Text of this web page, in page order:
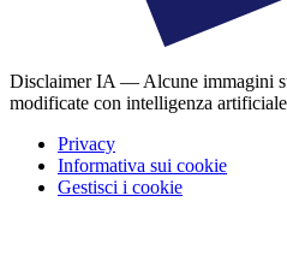
Disclaimer IA — Alcune immagini
modificate con intelligenza
Privacy
Informativa sui cookie
Gestisci i cookie